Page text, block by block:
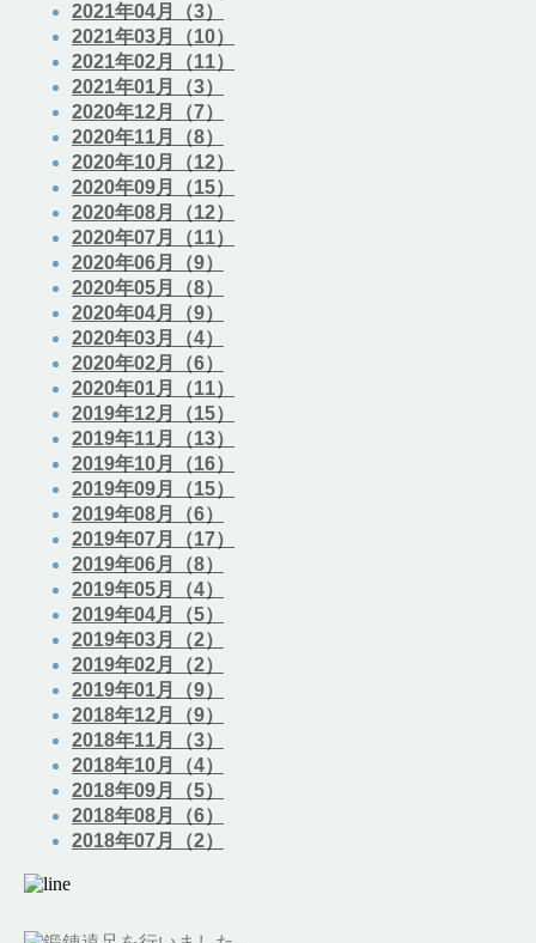
2021年04月（3）
2021年03月（10）
2021年02月（11）
2021年01月（3）
2020年12月（7）
2020年11月（8）
2020年10月（12）
2020年09月（15）
2020年08月（12）
2020年07月（11）
2020年06月（9）
2020年05月（8）
2020年04月（9）
2020年03月（4）
2020年02月（6）
2020年01月（11）
2019年12月（15）
2019年11月（13）
2019年10月（16）
2019年09月（15）
2019年08月（6）
2019年07月（17）
2019年06月（8）
2019年05月（4）
2019年04月（5）
2019年03月（2）
2019年02月（2）
2019年01月（9）
2018年12月（9）
2018年11月（3）
2018年10月（4）
2018年09月（5）
2018年08月（6）
2018年07月（2）